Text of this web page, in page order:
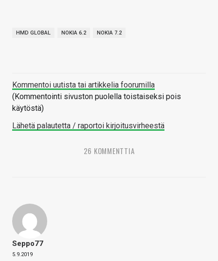
HMD GLOBAL NOKIA 6.2 NOKIA 7.2
Kommentoi uutista tai artikkelia foorumilla
(Kommentointi sivuston puolella toistaiseksi pois
käytöstä)
Lähetä palautetta / raportoi kirjoitusvirheestä
26 KOMMENTTIA
Seppo77
5.9.2019